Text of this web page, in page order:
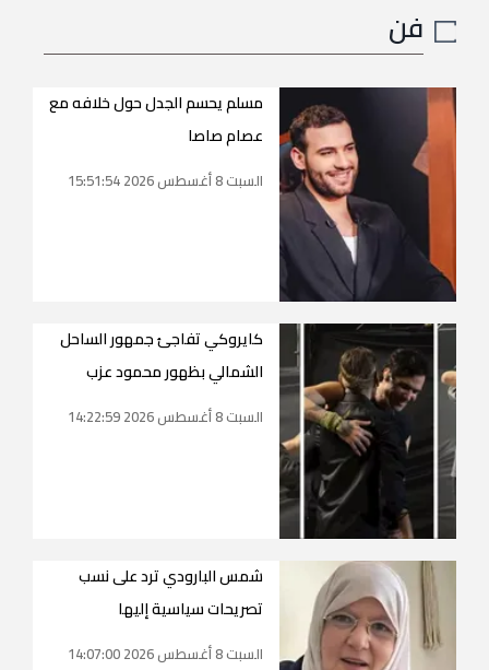
فن
مسلم يحسم الجدل حول خلافه مع
عصام صاصا
السبت 8 أغسطس 2026 15:51:54
كايروكي تفاجئ جمهور الساحل
الشمالي بظهور محمود عزب
السبت 8 أغسطس 2026 14:22:59
شمس البارودي ترد على نسب
تصريحات سياسية إليها
السبت 8 أغسطس 2026 14:07:00